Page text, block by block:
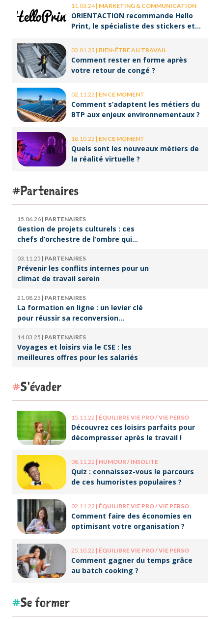
11.03.24| MARKETING & COMMUNICATION
ORIENTACTION recommande Hello
Print, le spécialiste des stickers et
03.01.23 | BIEN-ÊTRE AU TRAVAIL
Comment rester en forme après
votre retour de congé ?
02.11.22 | EN CE MOMENT
Comment s’adaptent les métiers du
BTP aux enjeux environnementaux ?
18.10.22 | EN CE MOMENT
Quels sont les nouveaux métiers de
la réalité virtuelle ?
Partenaires
15.06.26 | PARTENAIRES
Gestion de projets culturels : ces
chefs d’orchestre de l’ombre qui
03.11.25 | PARTENAIRES
Prévenir les conflits internes pour un
climat de travail serein
21.08.25 | PARTENAIRES
La formation en ligne : un levier clé
pour réussir sa reconversion
14.03.25 | PARTENAIRES
Voyages et loisirs via le CSE : les
meilleures offres pour les salariés
S'évader
15.11.22 | ÉQUILIBRE VIE PRO / VIE PERSO
Découvrez ces loisirs parfaits pour
décompresser après le travail !
08.11.22 | HUMOUR / INSOLITE
Quiz : connaissez-vous le parcours
de ces humoristes populaires ?
02.11.22 | ÉQUILIBRE VIE PRO / VIE PERSO
Comment faire des économies en
optimisant votre organisation ?
25.10.22 | ÉQUILIBRE VIE PRO / VIE PERSO
Comment gagner du temps grâce
au batch cooking ?
Se former